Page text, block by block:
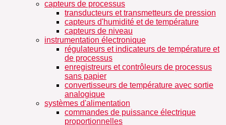
capteurs de processus
transducteurs et transmetteurs de pression
capteurs d'humidité et de température
capteurs de niveau
instrumentation électronique
régulateurs et indicateurs de température et
de processus
enregistreurs et contrôleurs de processus
sans papier
convertisseurs de température avec sortie
analogique
systèmes d'alimentation
commandes de puissance électrique
proportionnelles